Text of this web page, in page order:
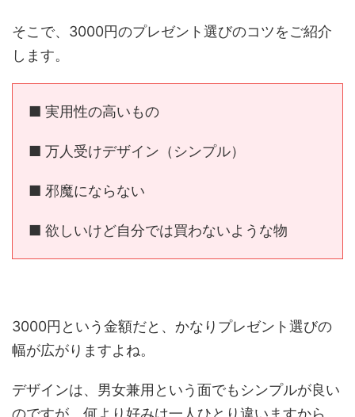
そこで、3000円のプレゼント選びのコツをご紹介
します。
■ 実用性の高いもの
■ 万人受けデザイン（シンプル）
■ 邪魔にならない
■ 欲しいけど自分では買わないような物
3000円という金額だと、かなりプレゼント選びの
幅が広がりますよね。
デザインは、男女兼用という面でもシンプルが良い
のですが、何より好みは一人ひとり違いますから、